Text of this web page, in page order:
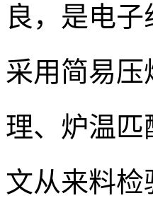
良，是电
采用简易
理、炉温
文从来料